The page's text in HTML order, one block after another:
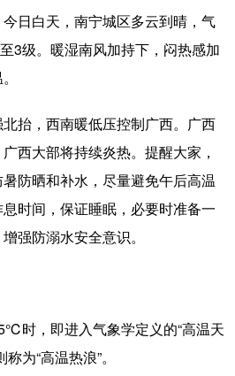
上海 江苏
福建 江西
海南 重庆
云南 西藏
青海 宁夏
黑龙江
Français
日白天，南宁城区多云到晴，气
级。暖湿南风加持下，闷热感加
抬，西南暖低压控制广西。广西
西大部将持续炎热。提醒大家，
防晒和补水，尽量避免午后高温
时间，保证睡眠，必要时准备一
强防溺水安全意识。
，即进入气象学定义的“高温天
为“高温热浪”。